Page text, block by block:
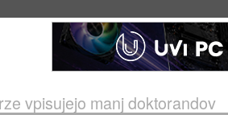
vpisujejo manj doktorandov